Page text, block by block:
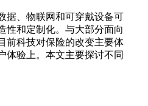
据、物联网和可穿戴设备可
性和定制化。与大部分面向
前科技对保险的改变主要体
体验上。本文主要探讨不同